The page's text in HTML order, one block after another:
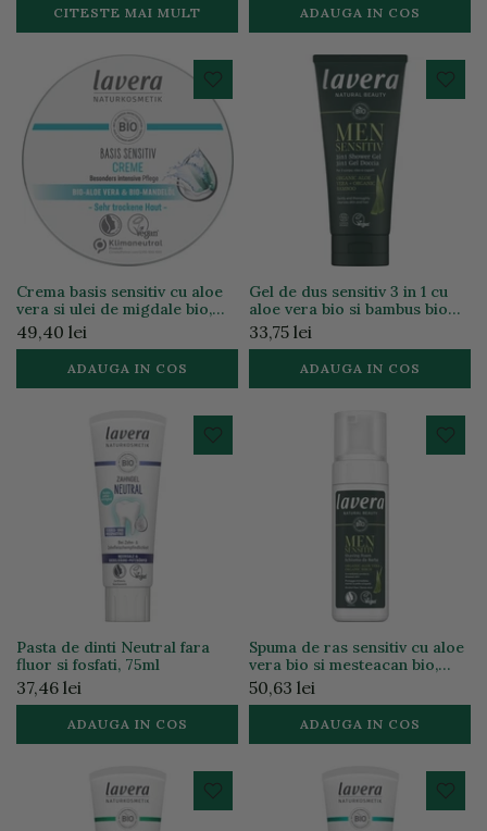
CITESTE MAI MULT ADAUGA IN COS
Crema basis sensitiv cu aloe
vera si ulei de migdale bio,
150ml
49,40 lei
ADAUGA IN COS
Gel de dus sensitiv 3 in 1 cu
aloe vera bio si bambus bio
pentru barbati, 200ml
33,75 lei
ADAUGA IN COS
Pasta de dinti Neutral fara
fluor si fosfati, 75ml
37,46 lei
ADAUGA IN COS
Spuma de ras sensitiv cu aloe
vera bio si mesteacan bio,
150ml
50,63 lei
ADAUGA IN COS